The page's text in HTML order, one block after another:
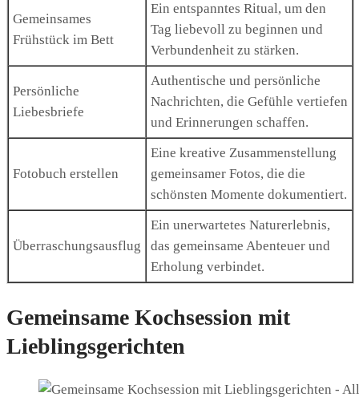
Gemeinsames
Frühstück im Bett
Ein entspanntes Ritual, um den
Tag liebevoll zu beginnen und
Verbundenheit zu stärken.
Persönliche
Liebesbriefe
Authentische und persönliche
Nachrichten, die Gefühle vertiefen
und Erinnerungen schaffen.
Fotobuch erstellen
Eine kreative Zusammenstellung
gemeinsamer Fotos, die die
schönsten Momente dokumentiert.
Überraschungsausflug
Ein unerwartetes Naturerlebnis,
das gemeinsame Abenteuer und
Erholung verbindet.
Gemeinsame Kochsession mit
Lieblingsgerichten